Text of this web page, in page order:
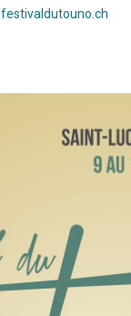
festivaldutouno.ch